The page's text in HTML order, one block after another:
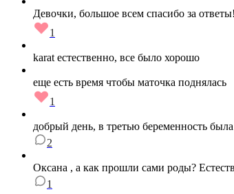
Девочки, большое всем спасибо за ответы!
1
karat естественно, все было хорошо
еще есть время чтобы маточка поднялась
1
добрый день, в третью беременность
2
Оксана , а как прошли сами роды?
1